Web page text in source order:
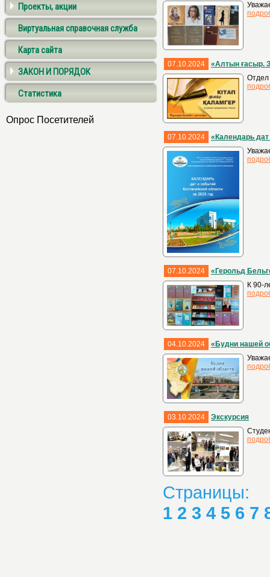
Проекты, акции
Виртуальная справочная служба
Карта сайта
ЗАКОН И ПОРЯДОК
Статистика
Опрос Посетителей
07.10.2024
«Алтын ғасыр.
Отдел
07.10.2024
«Календарь дат
07.10.2024
«Герольд
К 90-
04.10.2024
«Будни нашей
03.10.2024
Экскурсия
Страницы:
1 2 3 4 5 6 7